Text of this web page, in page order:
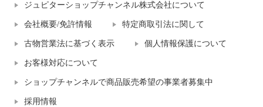
ジュピターショップチャンネル株式会社について
会社概要/免許情報 特定商取引法に関して
古物営業法に基づく表示 個人情報保護について
お客様対応について
ショップチャンネルで商品販売希望の事業者募集中
採用情報